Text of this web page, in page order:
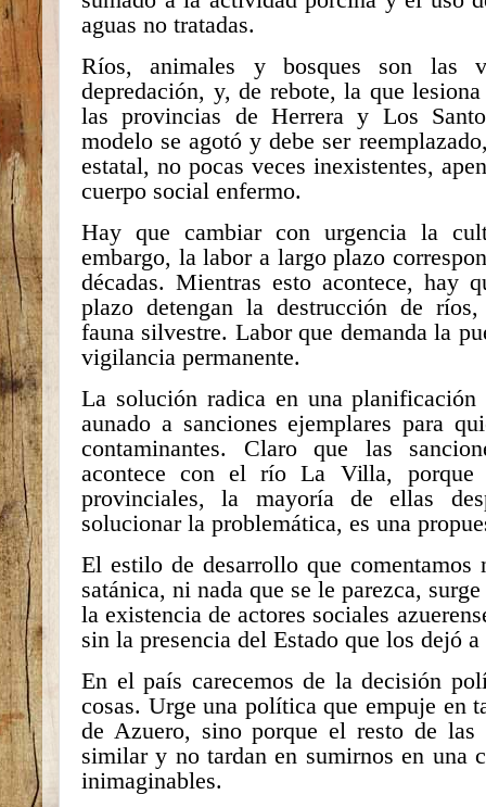
aguas no tratadas.
Ríos, animales y bosques son las
depredación, y, de rebote, la que
las provincias de Herrera y Los
modelo se agotó y debe ser
estatal, no pocas veces inexistentes,
cuerpo social enfermo.
Hay que cambiar con urgencia la
embargo, la labor a largo plazo
décadas. Mientras esto acontece, hay
plazo detengan la destrucción de
fauna silvestre. Labor que demanda la
vigilancia permanente.
La solución radica en una
aunado a sanciones ejemplares para
contaminantes. Claro que las
acontece con el río La Villa, porque
provinciales, la mayoría de ellas
solucionar la problemática, es una
El estilo de desarrollo que comentamos
satánica, ni nada que se le parezca,
la existencia de actores sociales
sin la presencia del Estado que los dejó
En el país carecemos de la decisión
cosas. Urge una política que empuje en
de Azuero, sino porque el resto de
similar y no tardan en sumirnos en una
inimaginables.